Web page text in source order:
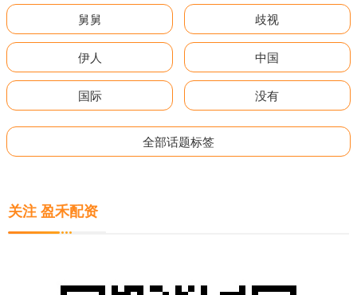
舅舅 歧视
伊人 中国
国际 没有
全部话题标签
关注 盈禾配资